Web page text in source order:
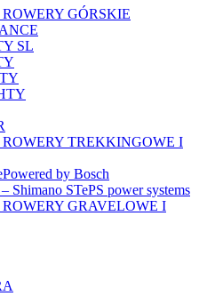
GÓRSKIE
SL
TREKKINGOWE I
by Bosch
Shimano STePS power systems
GRAVELOWE I